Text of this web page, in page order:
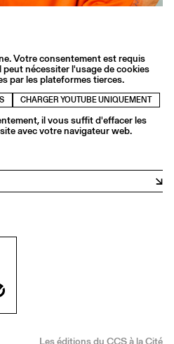
Votre consentement est requis
nécessiter l'usage de cookies
par les plateformes tierces.
CHARGER YOUTUBE UNIQUEMENT
il vous suffit d'effacer les
avec votre navigateur web.
Les éditions du CCS à la Cité